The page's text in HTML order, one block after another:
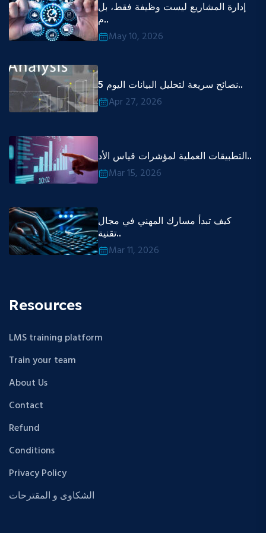
إدارة المشاريع ليست وظيفة فقط، بل
م..
May 10, 2026
5 نصائح سريعة لتحليل البيانات اليوم..
Apr 27, 2026
التطبيقات العملية لمؤشرات قياس الأد..
Mar 15, 2026
كيف تبدأ مسارك المهني في مجال
تقنية..
Mar 11, 2026
Resources
LMS training platform
Train your team
About Us
Contact
Refund
Conditions
Privacy Policy
الشكاوى و المقترحات